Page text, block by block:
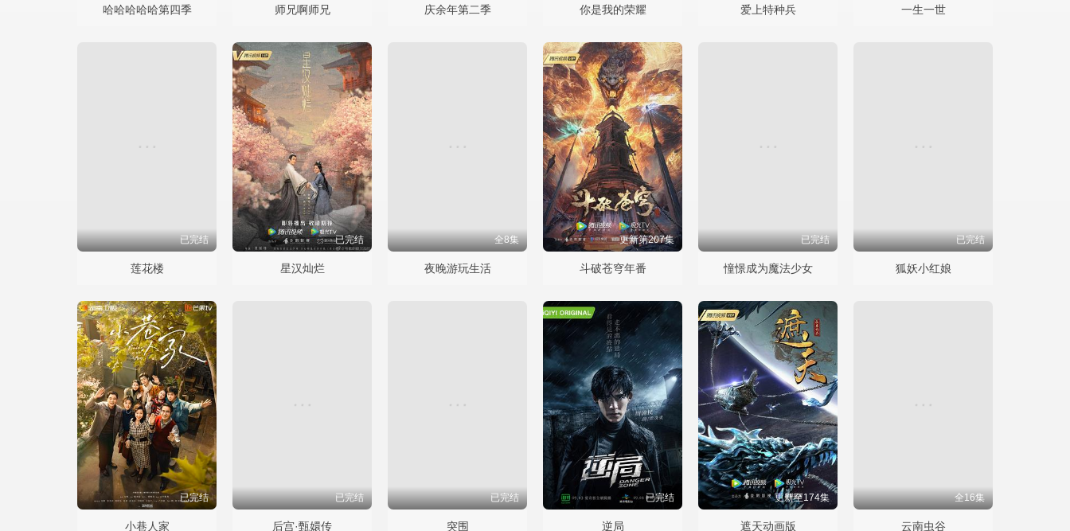
哈哈哈哈哈第四季 师兄啊师兄 庆余年第二季 你是我的荣耀 爱上特种兵 一生一世
已完结
莲花楼
已完结
星汉灿烂
全8集
夜晚游玩生活
更新第207集
斗破苍穹年番
已完结
憧憬成为魔法少女
已完结
狐妖小红娘
已完结
小巷人家
已完结
后宫·甄嬛传
已完结
突围
已完结
逆局
更新至174集
遮天动画版
全16集
云南虫谷